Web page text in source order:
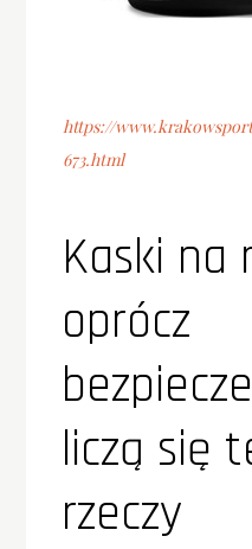
https://
673.html
Kaski na
oprócz
liczą się
rzeczy